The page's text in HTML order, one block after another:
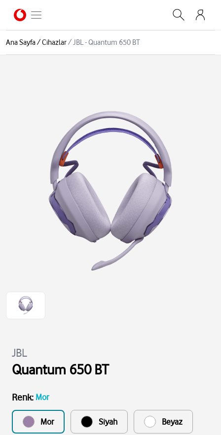
Ana Sayfa/Cihazlar/JBL - Quantum 650 BT
JBL
Quantum 650 BT
Renk: Mor
Mor Siyah Beyaz